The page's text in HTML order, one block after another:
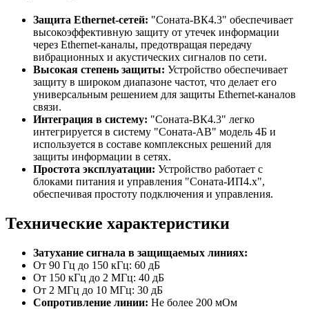
Защита Ethernet-сетей: "Соната-ВК4.3" обеспечивает
высокоэффективную защиту от утечек информации
через Ethernet-каналы, предотвращая передачу
вибрационных и акустических сигналов по сети.
Высокая степень защиты: Устройство обеспечивает
защиту в широком диапазоне частот, что делает его
универсальным решением для защиты Ethernet-каналов
связи.
Интеграция в систему: "Соната-ВК4.3" легко
интегрируется в систему "Соната-АВ" модель 4Б и
используется в составе комплексных решений для
защиты информации в сетях.
Простота эксплуатации: Устройство работает с
блоками питания и управления "Соната-ИП4.x",
обеспечивая простоту подключения и управления.
Технические характеристики
Затухание сигнала в защищаемых линиях:
От 90 Гц до 150 кГц: 60 дБ
От 150 кГц до 2 МГц: 40 дБ
От 2 МГц до 10 МГц: 30 дБ
Сопротивление линии: Не более 200 мОм